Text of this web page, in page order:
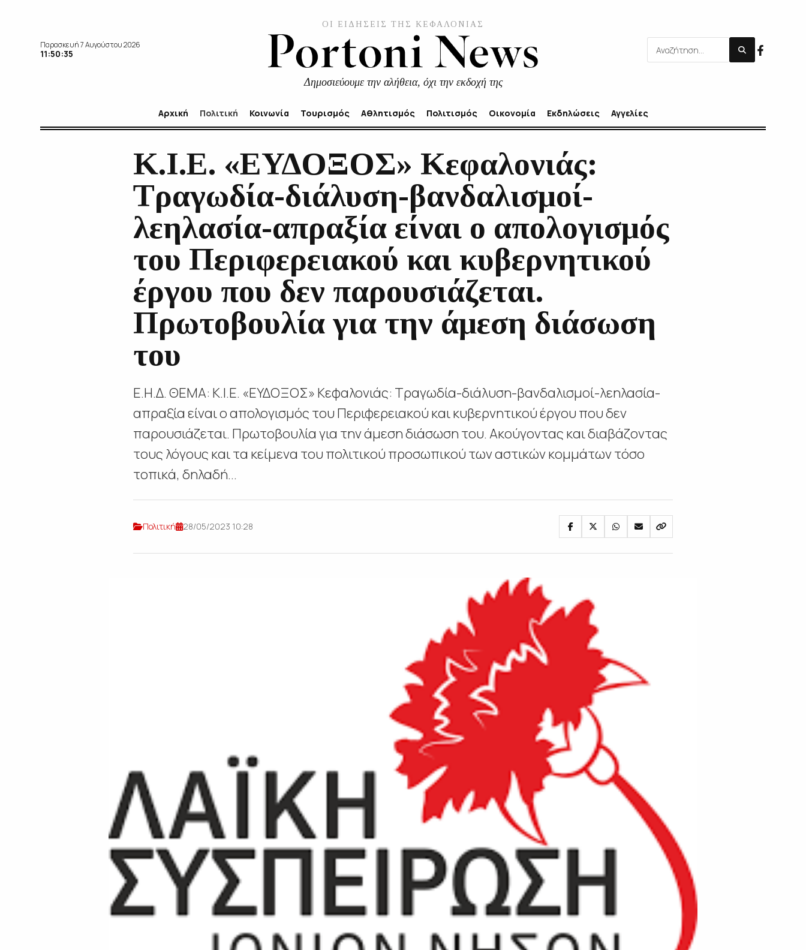
Παρασκευή 7 Αυγούστου 2026
11:50:35
ΟΙ ΕΙΔΗΣΕΙΣ ΤΗΣ ΚΕΦΑΛΟΝΙΑΣ
Δημοσιεύουμε την αλήθεια, όχι την εκδοχή της
Αρχική Πολιτική Κοινωνία Τουρισμός Αθλητισμός Πολιτισμός Οικονομία Εκδηλώσεις Αγγελίες
Κ.Ι.Ε. «ΕΥΔΟΞΟΣ» Κεφαλονιάς:
Τραγωδία-διάλυση-βανδαλισμοί-
λεηλασία-απραξία είναι ο απολογισμός
του Περιφερειακού και κυβερνητικού
έργου που δεν παρουσιάζεται.
Πρωτοβουλία για την άμεση διάσωση
του
Ε.Η.Δ. ΘΕΜΑ: Κ.Ι.Ε. «ΕΥΔΟΞΟΣ» Κεφαλονιάς: Τραγωδία-διάλυση-βανδαλισμοί-λεηλασία-
απραξία είναι ο απολογισμός του Περιφερειακού και κυβερνητικού έργου που δεν
παρουσιάζεται. Πρωτοβουλία για την άμεση διάσωση του. Ακούγοντας και διαβάζοντας
τους λόγους και τα κείμενα του πολιτικού προσωπικού των αστικών κομμάτων τόσο
τοπικά, δηλαδή...
Πολιτική 28/05/2023 10:28